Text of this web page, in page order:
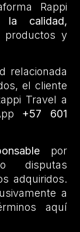
Rappi
la calidad,
productos y
relacionada
el cliente
Travel a
+57 601
por
disputas
adquiridos.
a
aquí